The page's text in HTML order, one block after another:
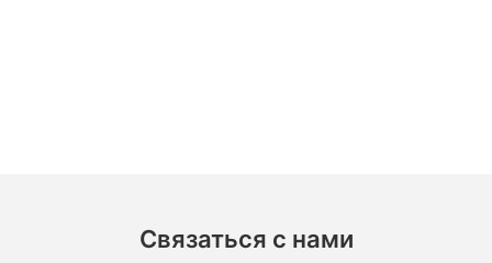
Связаться с нами